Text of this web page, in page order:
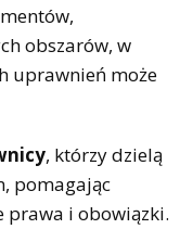
obszarów, w
uprawnień może
, którzy dzielą
pomagając
prawa i obowiązki.